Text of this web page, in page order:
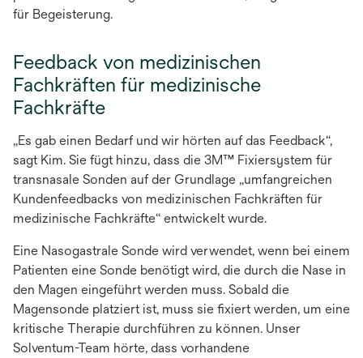
für Begeisterung.
Feedback von medizinischen
Fachkräften für medizinische
Fachkräfte
„Es gab einen Bedarf und wir hörten auf das Feedback“,
sagt Kim. Sie fügt hinzu, dass die 3M™ Fixiersystem für
transnasale Sonden auf der Grundlage „umfangreichen
Kundenfeedbacks von medizinischen Fachkräften für
medizinische Fachkräfte“ entwickelt wurde.
Eine Nasogastrale Sonde wird verwendet, wenn bei einem
Patienten eine Sonde benötigt wird, die durch die Nase in
den Magen eingeführt werden muss. Sobald die
Magensonde platziert ist, muss sie fixiert werden, um eine
kritische Therapie durchführen zu können. Unser
Solventum-Team hörte, dass vorhandene